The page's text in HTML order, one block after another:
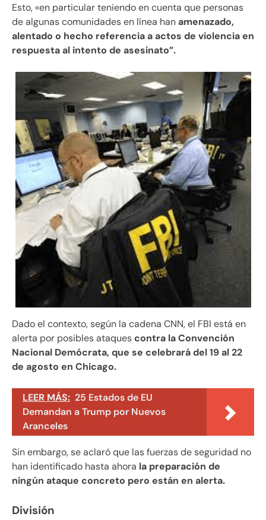
Esto, «en particular teniendo en cuenta que personas
de algunas comunidades en línea hanamenazado,
alentado o hecho referencia a actos de violencia en
respuesta al intento de asesinato”.
Dado el contexto, según la cadena CNN, el FBI está en
alerta por posibles ataquescontra la Convención
Nacional Demócrata, que se celebrará del 19 al 22
de agosto en Chicago.
LEER MÁS: 25 Estados de EU
Demandan a Trump por Nuevos
Aranceles
Sin embargo, se aclaró que las fuerzas de seguridad no
han identificado hasta ahora la preparación de
ningún ataque concreto pero están en alerta.
División